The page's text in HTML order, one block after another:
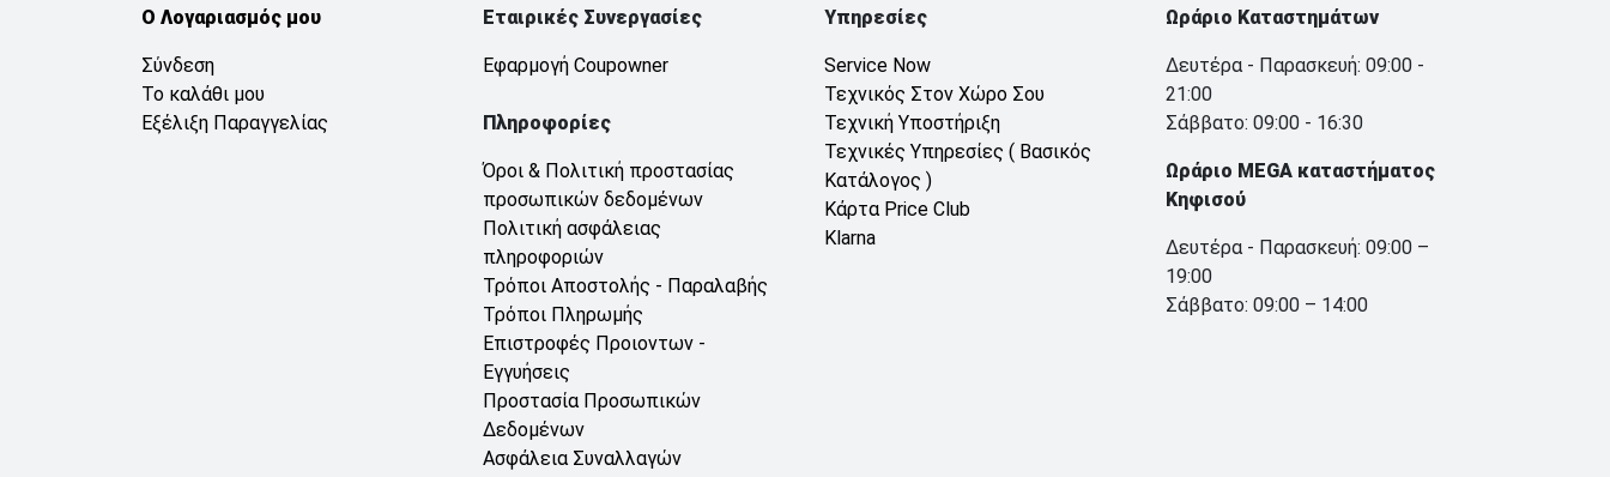
Ο Λογαριασμός μου
Σύνδεση
Το καλάθι μου
Εξέλιξη Παραγγελίας
Εταιρικές Συνεργασίες
Εφαρμογή Coupowner
Πληροφορίες
Όροι & Πολιτική προστασίας
προσωπικών δεδομένων
Πολιτική ασφάλειας
πληροφοριών
Τρόποι Αποστολής - Παραλαβής
Τρόποι Πληρωμής
Επιστροφές Προιοντων -
Εγγυήσεις
Προστασία Προσωπικών
Δεδομένων
Ασφάλεια Συναλλαγών
Υπηρεσίες
Service Now
Τεχνικός Στον Χώρο Σου
Τεχνική Υποστήριξη
Τεχνικές Υπηρεσίες ( Βασικός
Κατάλογος )
Κάρτα Price Club
Klarna
Ωράριο Καταστημάτων
Δευτέρα - Παρασκευή: 09:00 -
21:00
Σάββατο: 09:00 - 16:30
Ωράριο MEGA καταστήματος
Κηφισού
Δευτέρα - Παρασκευή: 09:00 –
19:00
Σάββατο: 09:00 – 14:00